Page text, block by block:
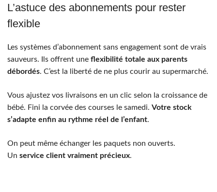
L’astuce des abonnements pour rester
flexible
Les systèmes d’abonnement sans engagement sont de vrais
sauveurs. Ils offrent une flexibilité totale aux parents
débordés. C’est la liberté de ne plus courir au supermarché.
Vous ajustez vos livraisons en un clic selon la croissance de
bébé. Fini la corvée des courses le samedi. Votre stock
s’adapte enfin au rythme réel de l’enfant.
On peut même échanger les paquets non ouverts.
Un service client vraiment précieux.